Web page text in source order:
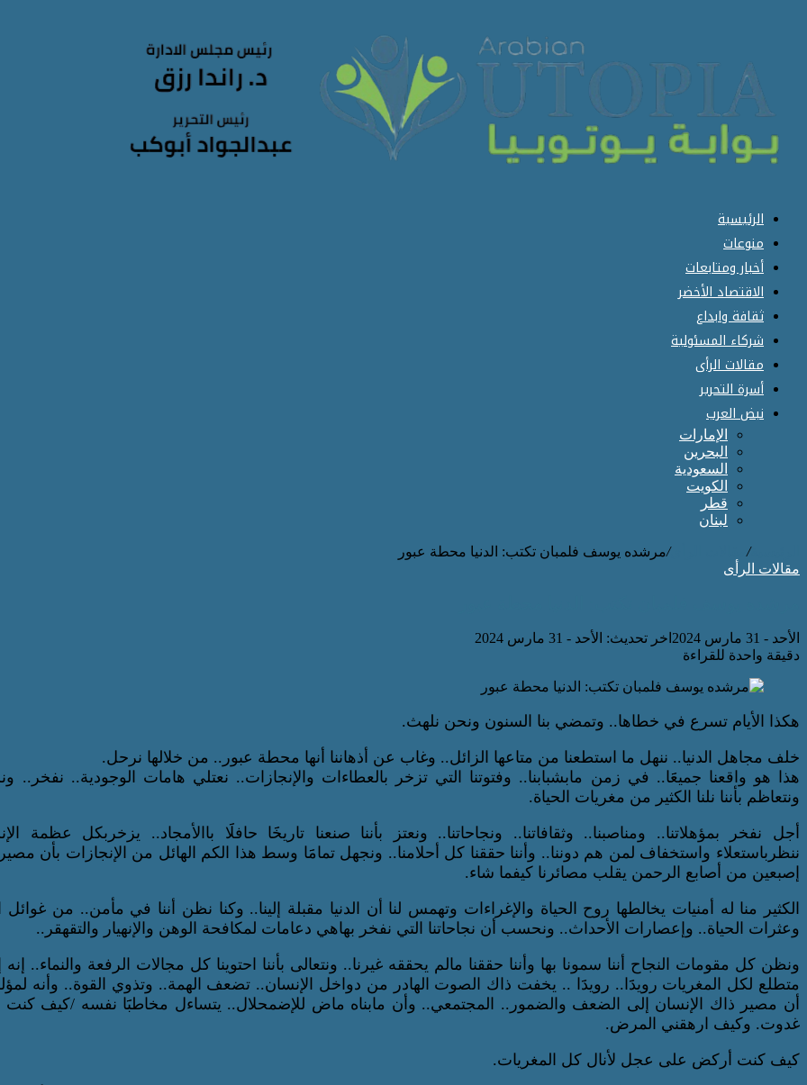
الرئيسية
منوعات
أخبار ومتابعات
الاقتصاد الأخضر
ثقافة وابداع
شركاء المسئولية
مقالات الرأى
أسرة التحرير
نبض العرب
الإمارات
البحرين
السعودية
الكويت
قطر
لبنان
الرئيسية/ مقالات الرأى/مرشده يوسف فلمبان تكتب: الدنيا محطة عبور
مقالات الرأى
الأحد - 31 مارس 2024
اخر تحديث: الأحد - 31 مارس 2024
دقيقة واحدة للقراءة
هكذا الأيام تسرع في خطاها.. وتمضي بنا السنون ونحن نلهث.
خلف مجاهل الدنيا.. ننهل ما استطعنا من متاعها الزائل.. وغاب عن أذهاننا أنها محطة عبور.. من خلالها نرحل.
هذا هو واقعنا جميعََا.. في زمن مابشبابنا.. وفتوتنا التي تزخر بالعطاءات والإنجازات.. نعتلي هامات الوجودية.. نفخر..
ونتعاظم بأننا نلنا الكثير من مغريات الحياة.
أجل نفخر بمؤهلاتنا.. ومناصبنا.. وثقافاتنا.. ونجاحاتنا.. ونعتز بأننا صنعنا تاريخََا حافلََا باالأمجاد.. يزخربكل عظمة
ننظرباستعلاء واستخفاف لمن هم دوننا.. وأننا حققنا كل أحلامنا.. ونجهل تمامََا وسط هذا الكم الهائل من الإنجازات بأن
إصبعين من أصابع الرحمن يقلب مصائرنا كيفما شاء.
الكثير منا له أمنيات يخالطها روح الحياة والإغراءات وتهمس لنا أن الدنيا مقبلة إلينا.. وكنا نظن أننا في مأمن.. من غوائل
وعثرات الحياة.. وإعصارات الأحداث.. ونحسب أن نجاحاتنا التي نفخر بهاهي دعامات لمكافحة الوهن والإنهيار والتقهقر..
ونظن كل مقومات النجاح أننا سمونا بها وأننا حققنا مالم يحققه غيرنا.. ونتعالى بأننا احتوينا كل مجالات الرفعة والنماء..
متطلع لكل المغريات رويدََا.. رويدََا .. يخفت ذاك الصوت الهادر من دواخل الإنسان.. تضعف الهمة.. وتذوي القوة.. وأنه
أن مصير ذاك الإنسان إلى الضعف والضمور.. المجتمعي.. وأن مابناه ماض للإضمحلال.. يتساءل مخاطبََا نفسه /كيف
غدوت. وكيف ارهقني المرض.
كيف كنت أركض على عجل لأنال كل المغريات.